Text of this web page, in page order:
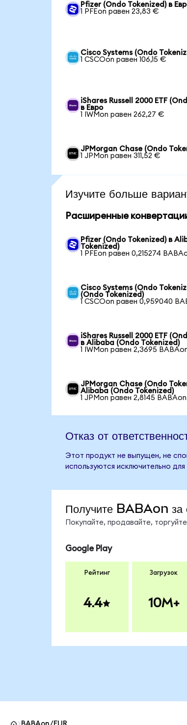
Pfizer (Ondo Tokenized) в
1 PFEon равен 23,83 €
Cisco Systems (Ondo
1 CSCOon равен 106,15 €
iShares Russell 2000 ETF
в Евро
1 IWMon равен 262,27 €
JPMorgan Chase (Ondo
1 JPMon равен 311,52 €
Изучите больше
Расширенные
Pfizer (Ondo Tokenized) в
Tokenized)
1 PFEon равен 0,215274
Cisco Systems (Ondo
(Ondo Tokenized)
1 CSCOon равен 0,959040
iShares Russell 2000 ETF
в Alibaba (Ondo Tokenized)
1 IWMon равен 2,3695
JPMorgan Chase (Ondo
Alibaba (Ondo Tokenized)
1 JPMon равен 2,8145 BABAon
Отказ от
Этот продукт не выпущен, не
используются исключительно
Получите BABAon за
Покупайте, продавайте,
Google Play
Рейтинг
4.4
Загрузок
10M+